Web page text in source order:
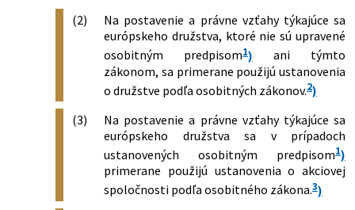
(2)
Na postavenie a právne vzťahy týkajúce sa
európskeho družstva, ktoré nie sú upravené
osobitným predpisom1) ani týmto
zákonom, sa primerane použijú ustanovenia
o družstve podľa osobitných zákonov.2)
(3)
Na postavenie a právne vzťahy týkajúce sa
európskeho družstva sa v prípadoch
ustanovených osobitným predpisom1)
primerane použijú ustanovenia o akciovej
spoločnosti podľa osobitného zákona.3)